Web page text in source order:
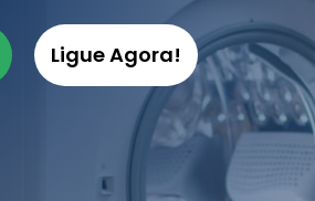
Ligue Agora!